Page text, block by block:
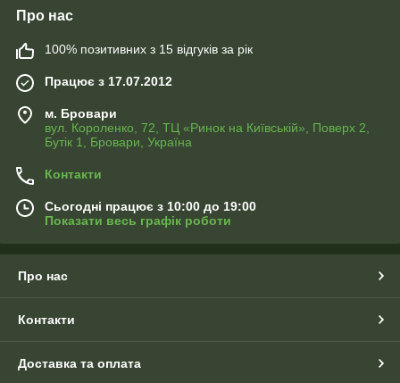
Про нас
100% позитивних з 15 відгуків за рік
Працює з 17.07.2012
м. Бровари
вул. Короленко, 72, ТЦ «Ринок на Київській», Поверх 2,
Бутік 1, Бровари, Україна
Контакти
Сьогодні працює з 10:00 до 19:00
Показати весь графік роботи
Про нас
Контакти
Доставка та оплата